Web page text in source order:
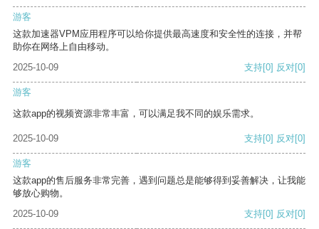
游客
这款加速器VPM应用程序可以给你提供最高速度和安全性的连接，并帮
助你在网络上自由移动。
2025-10-09
支持[0] 反对[0]
游客
这款app的视频资源非常丰富，可以满足我不同的娱乐需求。
2025-10-09 支持[0] 反对[0]
游客
这款app的售后服务非常完善，遇到问题总是能够得到妥善解决，让我能
够放心购物。
2025-10-09
支持[0] 反对[0]